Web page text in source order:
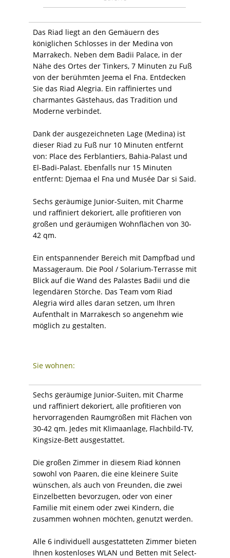
Das Riad liegt an den Gemäuern des
königlichen Schlosses in der Medina von
Marrakech. Neben dem Badii Palace, in der
Nähe des Ortes der Tinkers, 7 Minuten zu Fuß
von der berühmten Jeema el Fna. Entdecken
Sie das Riad Alegria. Ein raffiniertes und
charmantes Gästehaus, das Tradition und
Moderne verbindet.
Dank der ausgezeichneten Lage (Medina) ist
dieser Riad zu Fuß nur 10 Minuten entfernt
von: Place des Ferblantiers, Bahia-Palast und
El-Badi-Palast. Ebenfalls nur 15 Minuten
entfernt: Djemaa el Fna und Musée Dar si Said.
Sechs geräumige Junior-Suiten, mit Charme
und raffiniert dekoriert, alle profitieren von
großen und geräumigen Wohnflächen von 30-
42 qm.
Ein entspannender Bereich mit Dampfbad und
Massageraum. Die Pool / Solarium-Terrasse mit
Blick auf die Wand des Palastes Badii und die
legendären Störche. Das Team vom Riad
Alegria wird alles daran setzen, um Ihren
Aufenthalt in Marrakesch so angenehm wie
möglich zu gestalten.
Sie wohnen:
Sechs geräumige Junior-Suiten, mit Charme
und raffiniert dekoriert, alle profitieren von
hervorragenden Raumgrößen mit Flächen von
30-42 qm. Jedes mit Klimaanlage, Flachbild-TV,
Kingsize-Bett ausgestattet.
Die großen Zimmer in diesem Riad können
sowohl von Paaren, die eine kleinere Suite
wünschen, als auch von Freunden, die zwei
Einzelbetten bevorzugen, oder von einer
Familie mit einem oder zwei Kindern, die
zusammen wohnen möchten, genutzt werden.
Alle 6 individuell ausgestatteten Zimmer bieten
Ihnen kostenloses WLAN und Betten mit Select-